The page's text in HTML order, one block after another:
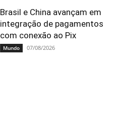
Brasil e China avançam em
integração de pagamentos
com conexão ao Pix
Mundo 07/08/2026